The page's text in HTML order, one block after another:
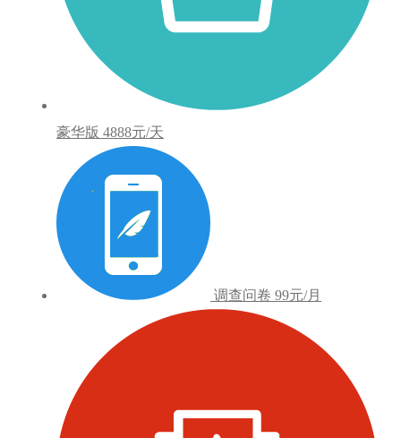
豪华版 4888元/天
调查问卷 99元/月